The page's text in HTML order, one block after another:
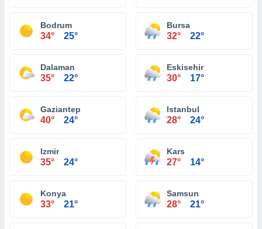
Bodrum
34° 25°
Bursa
32° 22°
Dalaman
35° 22°
Eskisehir
30° 17°
Gaziantep
40° 24°
Istanbul
28° 24°
Izmir
35° 24°
Kars
27° 14°
Konya
33° 21°
Samsun
28° 21°